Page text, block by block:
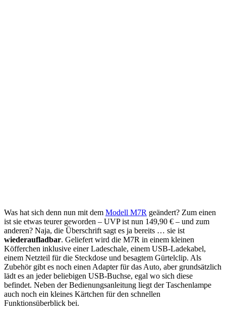
Was hat sich denn nun mit dem Modell M7R geändert? Zum einen
ist sie etwas teurer geworden – UVP ist nun 149,90 € – und zum
anderen? Naja, die Überschrift sagt es ja bereits … sie ist
wiederaufladbar. Geliefert wird die M7R in einem kleinen
Köfferchen inklusive einer Ladeschale, einem USB-Ladekabel,
einem Netzteil für die Steckdose und besagtem Gürtelclip. Als
Zubehör gibt es noch einen Adapter für das Auto, aber grundsätzlich
lädt es an jeder beliebigen USB-Buchse, egal wo sich diese
befindet. Neben der Bedienungsanleitung liegt der Taschenlampe
auch noch ein kleines Kärtchen für den schnellen
Funktionsüberblick bei.